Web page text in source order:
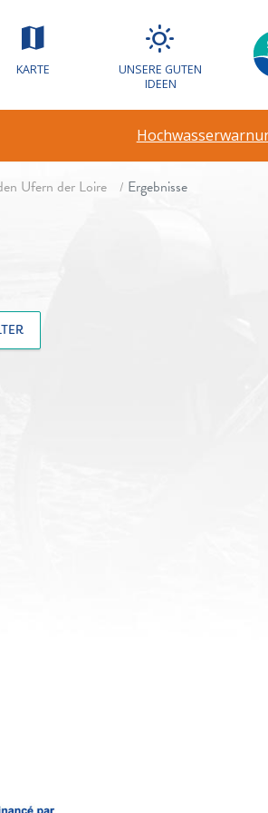
KARTE
UNSERE GUTEN
IDEEN
Ihrer
Ufern der Loire Ergebnisse